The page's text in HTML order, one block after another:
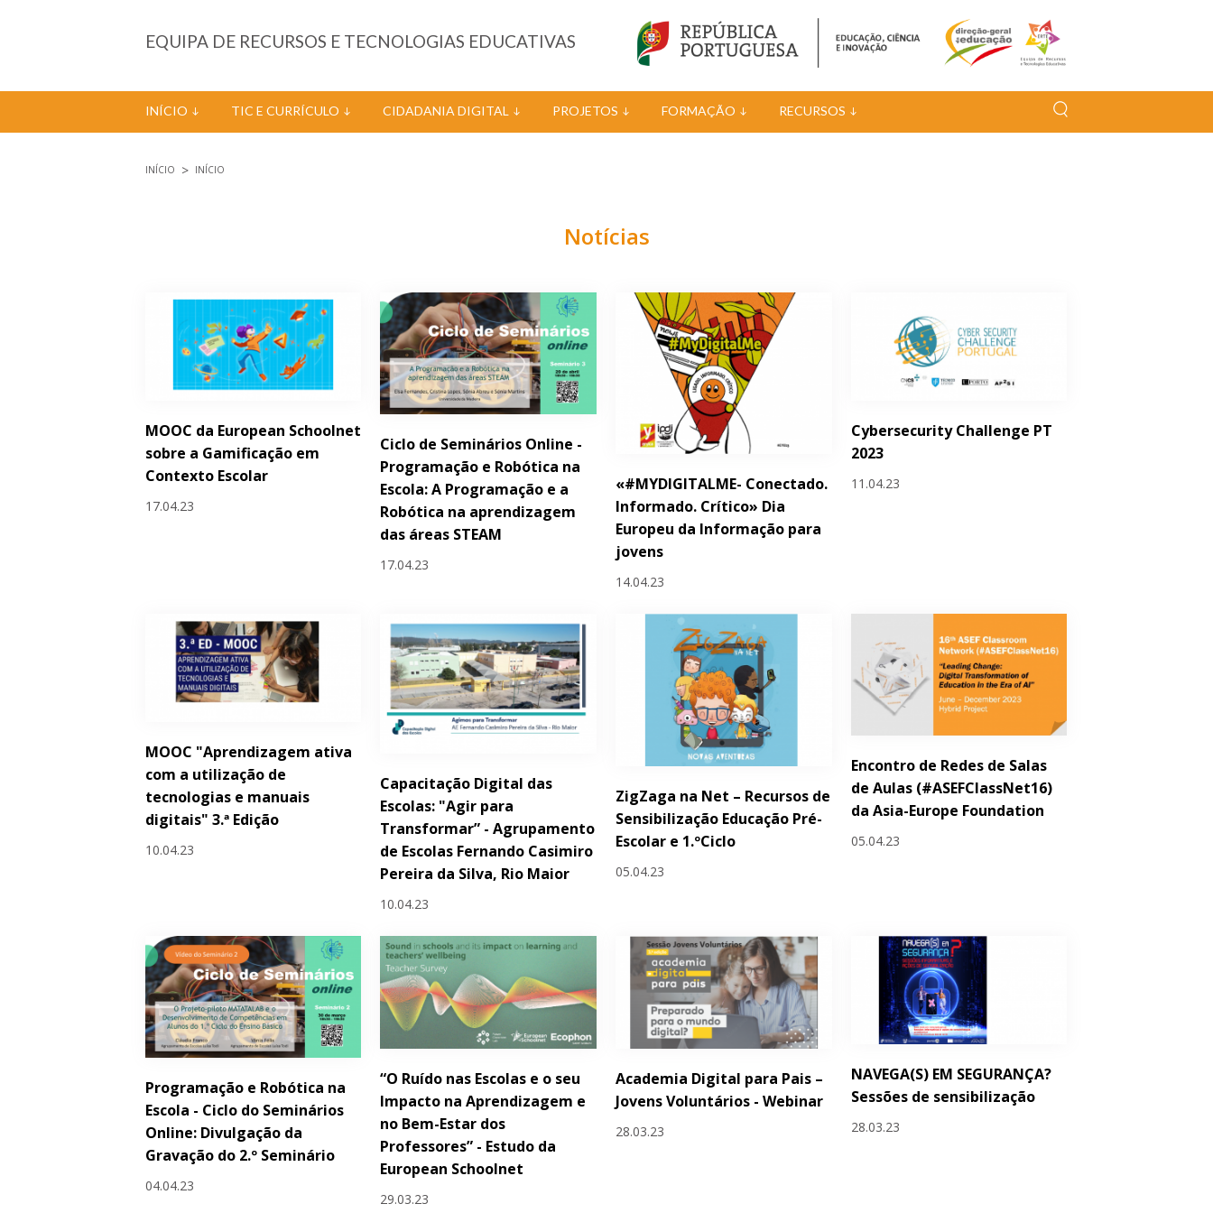
EQUIPA DE RECURSOS E TECNOLOGIAS EDUCATIVAS
INÍCIO TIC E CURRÍCULO CIDADANIA DIGITAL PROJETOS FORMAÇÃO RECURSOS
INÍCIO INÍCIO
Notícias
MOOC da European Schoolnet
sobre a Gamificação em
Contexto Escolar
17.04.23
Ciclo de Seminários Online -
Programação e Robótica na
Escola: A Programação e a
Robótica na aprendizagem
das áreas STEAM
17.04.23
«#MYDIGITALME- Conectado.
Informado. Crítico» Dia
Europeu da Informação para
jovens
14.04.23
Cybersecurity Challenge PT
2023
11.04.23
MOOC "Aprendizagem ativa
com a utilização de
tecnologias e manuais
digitais" 3.ª Edição
10.04.23
Capacitação Digital das
Escolas: "Agir para
Transformar” - Agrupamento
de Escolas Fernando Casimiro
Pereira da Silva, Rio Maior
10.04.23
ZigZaga na Net – Recursos de
Sensibilização Educação Pré-
Escolar e 1.ºCiclo
05.04.23
Encontro de Redes de Salas
de Aulas (#ASEFClassNet16)
da Asia-Europe Foundation
05.04.23
Programação e Robótica na
Escola - Ciclo do Seminários
Online: Divulgação da
Gravação do 2.º Seminário
04.04.23
“O Ruído nas Escolas e o seu
Impacto na Aprendizagem e
no Bem-Estar dos
Professores” - Estudo da
European Schoolnet
29.03.23
Academia Digital para Pais –
Jovens Voluntários - Webinar
28.03.23
NAVEGA(S) EM SEGURANÇA?
Sessões de sensibilização
28.03.23
Páginas